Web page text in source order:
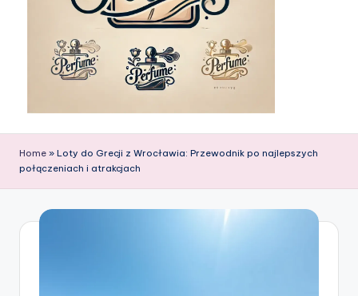
Home » Loty do Grecji z Wrocławia: Przewodnik po najlepszych
połączeniach i atrakcjach